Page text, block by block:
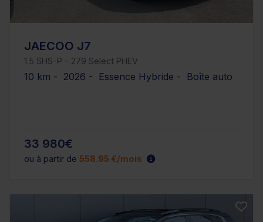
JAECOO J7
1.5 SHS-P - 279 Select PHEV
10 km - 2026 - Essence Hybride - Boîte auto
33 980€
ou à partir de 558.95 €/mois